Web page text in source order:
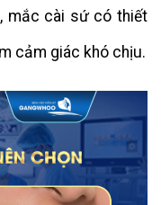
mắc cài sứ có thiết
cảm giác khó chịu.